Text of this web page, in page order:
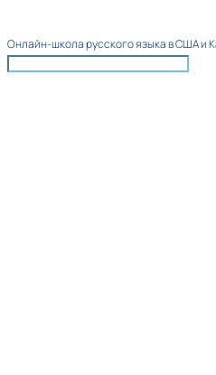
Онлайн-школа русского языка в США и